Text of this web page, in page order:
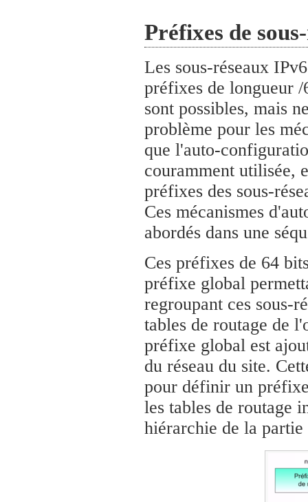
Préfixes de
Les sous-réseaux
préfixes de longueur
sont possibles, mais
problème pour les
que l'auto-
couramment utilisée,
préfixes des sous-
Ces mécanismes
abordés dans une
Ces préfixes de 64
préfixe global
regroupant ces sous-
tables de routage de
préfixe global est
du réseau du site.
pour définir un
les tables de routage
hiérarchie de la